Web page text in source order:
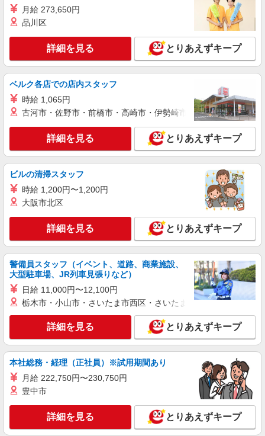
キープ 詳細を見る
派遣社員
人材プロオフィス株式会社
工具での半導体装置の組立スタッフ
×8h×20日)
愛媛県西条市
キープ 詳細を見る
正社員 職業紹介
株式会社リオン
月給245,000円〜280,000円（経験・能力によ
る）
愛媛県西条市
キープ 詳細を見る
契約社員
倉庫スタッフ（福祉用具のメンテナンス）
月給制： 174,800円〜 【入社時の月収例】
190,850円/残業 12Hの場合（残業手当全額支給）
愛媛センター（愛媛県西条市ひうち字西ひうち
10-12） ★車通勤可（駐車場完備）
詳細を見る
派遣社員
月給 273,650円
品川区
詳細を見る とりあえずキープ
ベルク各店での店内スタッフ
時給 1,065円
古河市・佐野市・前橋市・高崎市・伊勢崎市・太田市・館林市
詳細を見る とりあえずキープ
ビルの清掃スタッフ
時給 1,200円〜1,200円
大阪市北区
詳細を見る とりあえずキープ
警備員スタッフ（イベント、道路、商業施設、
大型駐車場、JR列車見張りなど）
日給 11,000円〜12,100円
栃木市・小山市・さいたま市西区・さいたま市岩槻区・久喜市・
詳細を見る とりあえずキープ
本社総務・経理（正社員）※試用期間あり
月給 222,750円〜230,750円
豊中市
詳細を見る とりあえずキープ